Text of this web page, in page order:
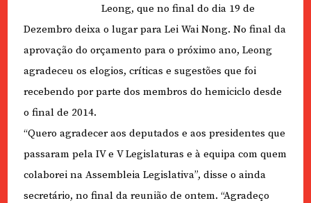
Leong, que no final do dia 19 de
Dezembro deixa o lugar para Lei Wai Nong. No final da
aprovação do orçamento para o próximo ano, Leong
agradeceu os elogios, críticas e sugestões que foi
recebendo por parte dos membros do hemiciclo desde
o final de 2014.
“Quero agradecer aos deputados e aos presidentes que
passaram pela IV e V Legislaturas e à equipa com quem
colaborei na Assembleia Legislativa”, disse o ainda
secretário, no final da reunião de ontem. “Agradeço